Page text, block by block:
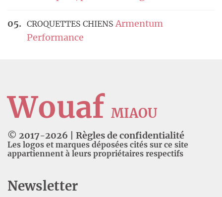
CROQUETTES CHIENSArmentum
Performance
Wouaf MIAOU
© 2017-2026 Règles de confidentialité
Les logos et marques déposées cités sur ce site
appartiennent à leurs propriétaires respectifs
Newsletter